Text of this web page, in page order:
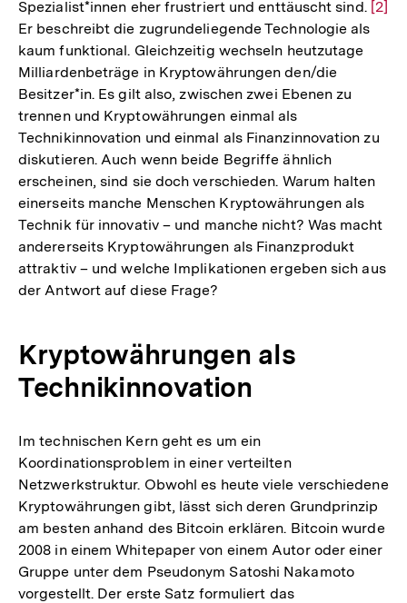
Spezialist*innen eher frustriert und enttäuscht sind. Zur
[2]
Er beschreibt die zugrundeliegende Technologie als
kaum funktional. Gleichzeitig wechseln heutzutage
Milliardenbeträge in Kryptowährungen den/die
Besitzer*in. Es gilt also, zwischen zwei Ebenen zu
trennen und Kryptowährungen einmal als
Technikinnovation und einmal als Finanzinnovation zu
diskutieren. Auch wenn beide Begriffe ähnlich
erscheinen, sind sie doch verschieden. Warum halten
einerseits manche Menschen Kryptowährungen als
Technik für innovativ – und manche nicht? Was macht
andererseits Kryptowährungen als Finanzprodukt
attraktiv – und welche Implikationen ergeben sich aus
der Antwort auf diese Frage?
Kryptowährungen als
Technikinnovation
Im technischen Kern geht es um ein
Koordinationsproblem in einer verteilten
Netzwerkstruktur. Obwohl es heute viele verschiedene
Kryptowährungen gibt, lässt sich deren Grundprinzip
am besten anhand des Bitcoin erklären. Bitcoin wurde
2008 in einem Whitepaper von einem Autor oder einer
Gruppe unter dem Pseudonym Satoshi Nakamoto
vorgestellt. Der erste Satz formuliert das